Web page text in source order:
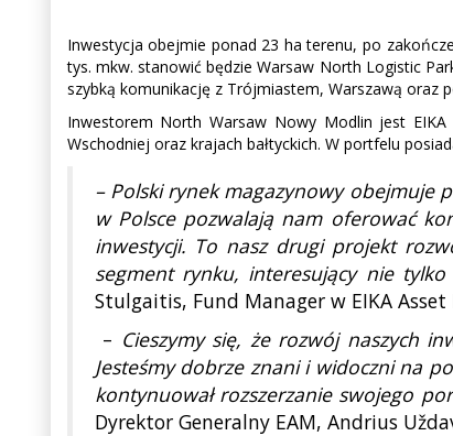
Inwestycja obejmie ponad 23 ha terenu, po
tys. mkw. stanowić będzie Warsaw North Logistic
szybką komunikację z Trójmiastem, Warszawą oraz
Inwestorem North Warsaw Nowy Modlin jest
Wschodniej oraz krajach bałtyckich. W portfelu
– Polski rynek magazynowy obejmuje
w Polsce pozwalają nam oferować
inwestycji. To nasz drugi projekt
segment rynku, interesujący nie
Stulgaitis, Fund Manager w EIKA
– Cieszymy się, że rozwój naszych
Jesteśmy dobrze znani i widoczni na
kontynuował rozszerzanie swojego
Dyrektor Generalny EAM, Andrius